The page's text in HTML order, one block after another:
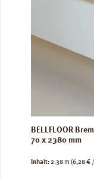
BELLFLOOR
70 x 2380 mm
Inhalt:2.38 m (6,28 €